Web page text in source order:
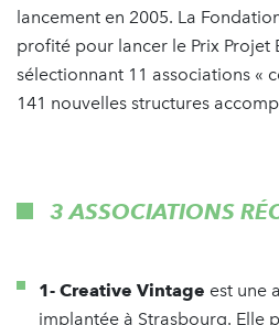
lancement en 2005. La
profité pour lancer le Prix Projet
sélectionnant 11 associations «
141 nouvelles structures
3 ASSOCIATIONS
1- Creative Vintage est une
implantée à Strasbourg. Elle